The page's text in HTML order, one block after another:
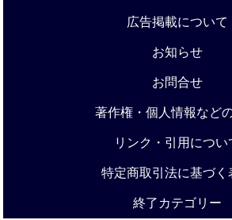
広告掲載について
お知らせ
お問合せ
著作権・個人情報など
リンク・引用につい
特定商取引法に基づく
終了カテゴリー